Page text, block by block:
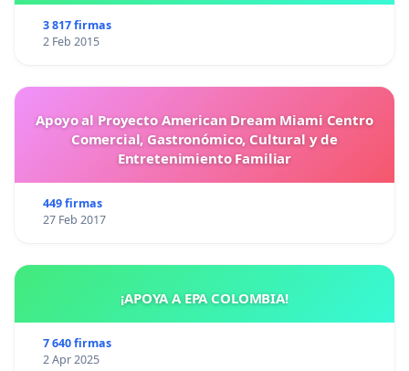
3 817 firmas
2 Feb 2015
Apoyo al Proyecto American Dream Miami Centro
Comercial, Gastronómico, Cultural y de
Entretenimiento Familiar
449 firmas
27 Feb 2017
¡APOYA A EPA COLOMBIA!
7 640 firmas
2 Apr 2025